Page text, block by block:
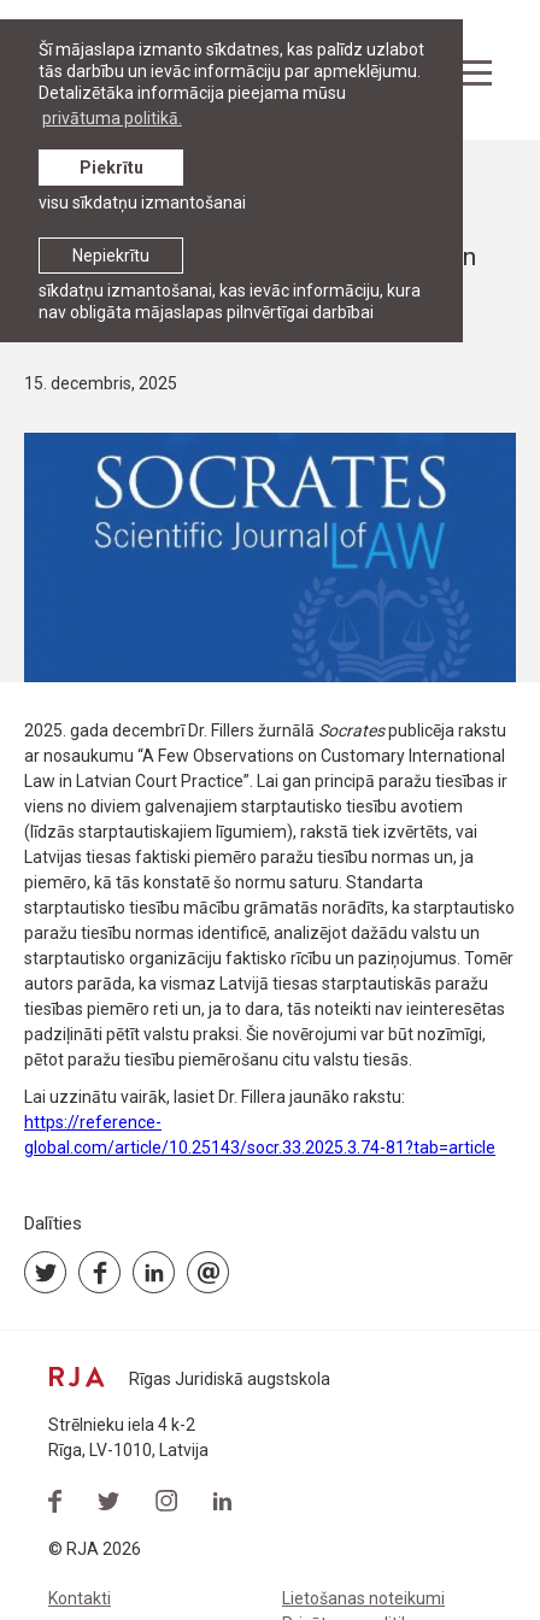
Šī mājaslapa izmanto sīkdatnes, kas palīdz uzlabot
tās darbību un ievāc informāciju par apmeklējumu.
Detalizētāka informācija pieejama mūsu
privātuma politikā.
Nepiekrītu
sīkdatņu izmantošanai, kas ievāc informāciju, kura
nav obligāta mājaslapas pilnvērtīgai darbībai
Piekrītu
visu sīkdatņu izmantošanai
Ziņas
PĒTNIECĪBA, RJA MĀCĪBSPĒKI
Dr. Fillera raksts “A Few Observations on
Customary International Law in Latvian
Court Practice”
15. decembris, 2025
2025. gada decembrī Dr. Fillers žurnālā Socratespublicēja rakstu
ar nosaukumu “A Few Observations on Customary International
Law in Latvian Court Practice”. Lai gan principā paražu tiesības ir
viens no diviem galvenajiem starptautisko tiesību avotiem
(līdzās starptautiskajiem līgumiem), rakstā tiek izvērtēts, vai
Latvijas tiesas faktiski piemēro paražu tiesību normas un, ja
piemēro, kā tās konstatē šo normu saturu. Standarta
starptautisko tiesību mācību grāmatās norādīts, ka starptautisko
paražu tiesību normas identificē, analizējot dažādu valstu un
starptautisko organizāciju faktisko rīcību un paziņojumus. Tomēr
autors parāda, ka vismaz Latvijā tiesas starptautiskās paražu
tiesības piemēro reti un, ja to dara, tās noteikti nav ieinteresētas
padziļināti pētīt valstu praksi. Šie novērojumi var būt nozīmīgi,
pētot paražu tiesību piemērošanu citu valstu tiesās.
Lai uzzinātu vairāk, lasiet Dr. Fillera jaunāko rakstu:
https://reference-
global.com/article/10.25143/socr.33.2025.3.74-81?tab=article
Dalīties
Rīgas Juridiskā augstskola
Strēlnieku iela 4 k-2
Rīga, LV-1010, Latvija
© RJA 2026
Kontakti
Lietošanas noteikumi